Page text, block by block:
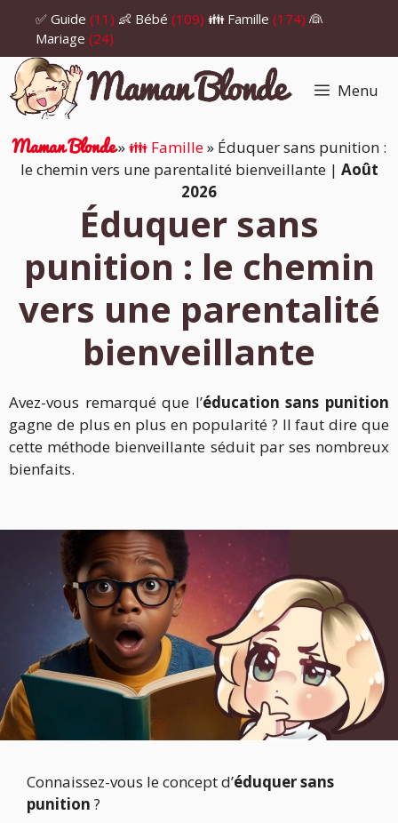
contenu
✅ Guide (11) 👶 Bébé (109) 👪 Famille (174) 👰
Mariage (24)
Menu
Maman Blonde»👪 Famille» Éduquer sans punition :
le chemin vers une parentalité bienveillante| Août
2026
Éduquer sans
punition : le chemin
vers une parentalité
bienveillante
Avez-vous remarqué que l’éducation sans punition
gagne de plus en plus en popularité ? Il faut dire que
cette méthode bienveillante séduit par ses nombreux
bienfaits.
Connaissez-vous le concept d’éduquer sans
punition ?